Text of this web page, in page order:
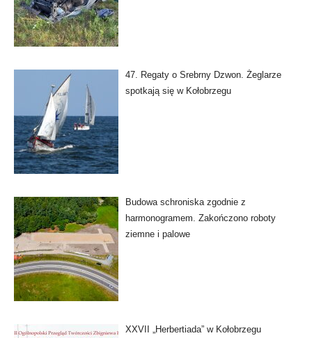
47. Regaty o Srebrny Dzwon. Żeglarze
spotkają się w Kołobrzegu
Budowa schroniska zgodnie z
harmonogramem. Zakończono roboty
ziemne i palowe
XXVII „Herbertiada” w Kołobrzegu